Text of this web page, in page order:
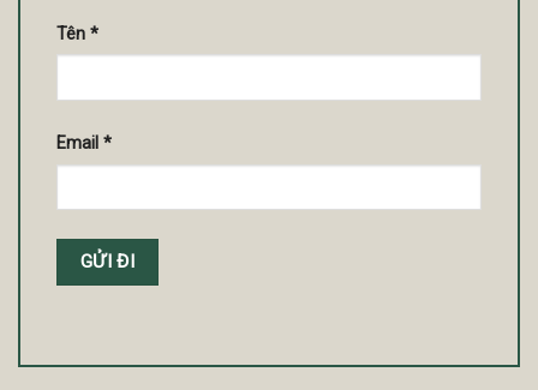
Tên *
Email *